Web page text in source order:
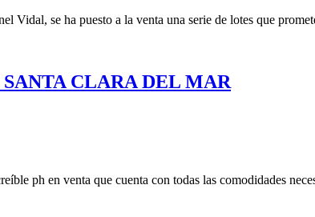
Vidal, se ha puesto a la venta una serie de lotes que
CLARA DEL MAR
ph en venta que cuenta con todas las comodidades